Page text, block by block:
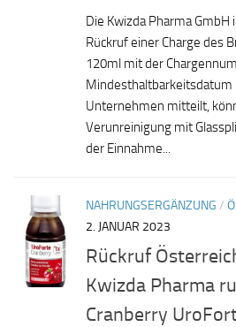
Die Kwizda Pharma
Rückruf einer Charge des
120ml mit der
Mindesthaltbarkeitsdatum
Unternehmen mitteilt,
Verunreinigung mit
der Einnahme...
NAHRUNGSERGÄNZUNG /
2. JANUAR 2023
Rückruf
Kwizda Pharma
Cranberry